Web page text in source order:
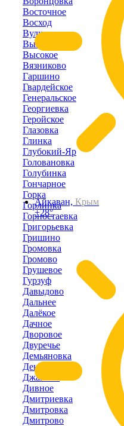
Айкаван, Крым
+28°
Восточное
Восход
Вулкановка
Выпасное
Высокое
Вязниково
Гаршино
Гвардейское
Генеральское
Георгиевка
Геройское
Глазовка
Глинка
Глубокий-Яр
Головановка
Голубинка
Гончарное
Горка
Горлинка
Горностаевка
Григорьевка
Гришино
Громовка
Громово
Грушевое
Гурзуф
Давыдово
Дальнее
Далёкое
Дачное
Дворовое
Двуречье
Демьяновка
Денисовка
Джанкой
Дивное
Дмитриевка
Дмитровка
Дмитрово